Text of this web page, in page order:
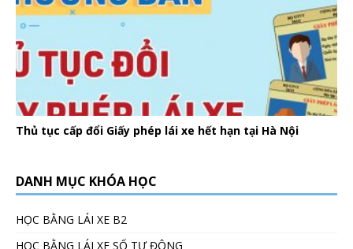
Thủ tục cấp đổi Giấy phép lái xe hết hạn tại Hà Nội
DANH MỤC KHÓA HỌC
HỌC BẰNG LÁI XE B2
HỌC BẰNG LÁI XE SỐ TỰ ĐỘNG